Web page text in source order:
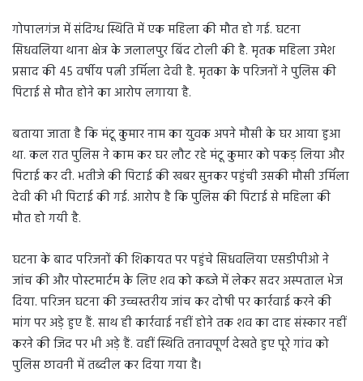
गोपालगंज में संदिग्ध स्थिति में एक महिला की मौत हो गई. घटना
सिधवलिया थाना क्षेत्र के जलालपुर बिंद टोली की है. मृतक महिला उमेश
प्रसाद की 45 वर्षीय पत्नी उर्मिला देवी है. मृतका के परिजनों ने पुलिस की
पिटाई से मौत होने का आरोप लगाया है.
बताया जाता है कि मंटू कुमार नाम का युवक अपने मौसी के घर आया हुआ
था. कल रात पुलिस ने काम कर घर लौट रहे मंटू कुमार को पकड़ लिया और
पिटाई कर दी. भतीजे की पिटाई की खबर सुनकर पहुंची उसकी मौसी उर्मिला
देवी की भी पिटाई की गई. आरोप है कि पुलिस की पिटाई से महिला की
मौत हो गयी है.
घटना के बाद परिजनों की शिकायत पर पहुंचे सिधवलिया एसडीपीओ ने
जांच की और पोस्टमार्टम के लिए शव को कब्जे में लेकर सदर अस्पताल भेज
दिया. परिजन घटना की उच्चस्तरीय जांच कर दोषी पर कार्रवाई करने की
मांग पर अड़े हुए हैं. साथ ही कार्रवाई नहीं होने तक शव का दाह संस्कार नहीं
करने की जिद पर भी अड़े हैं. वहीं स्थिति तनावपूर्ण देखते हुए पूरे गांव को
पुलिस छावनी में तब्दील कर दिया गया है।